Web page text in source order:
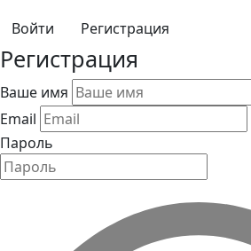
Регистрация
Регистрация
Ваше имя
Email
Пароль